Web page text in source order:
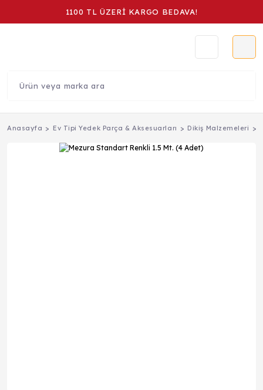
1100 TL ÜZERİ KARGO BEDAVA!
Anasayfa Ev Tipi Yedek Parça & Aksesuarları Dikiş Malzemeleri